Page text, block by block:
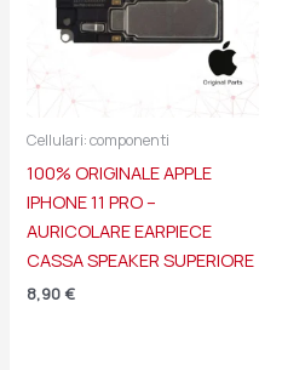
Cellulari: componenti
100% ORIGINALE APPLE
IPHONE 11 PRO –
AURICOLARE EARPIECE
CASSA SPEAKER SUPERIORE
8,90 €